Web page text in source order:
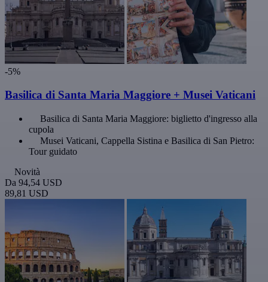
-5%
Basilica di Santa Maria Maggiore + Musei Vaticani
Basilica di Santa Maria Maggiore: biglietto d'ingresso alla
cupola
Musei Vaticani, Cappella Sistina e Basilica di San Pietro:
Tour guidato
Novità
Da 94,54 USD
89,81 USD